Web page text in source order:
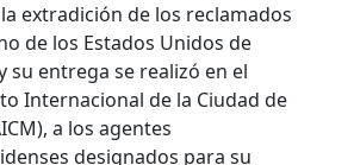
extradición de los reclamados
de los Estados Unidos de
su entrega se realizó en el
Internacional de la Ciudad de
a los agentes
designados para su